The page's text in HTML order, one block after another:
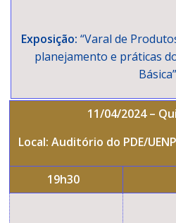
Exposição: “Varal de
planejamento e práticas
Básica”
11/04/2024 –
Local: Auditório do PDE/
19h30